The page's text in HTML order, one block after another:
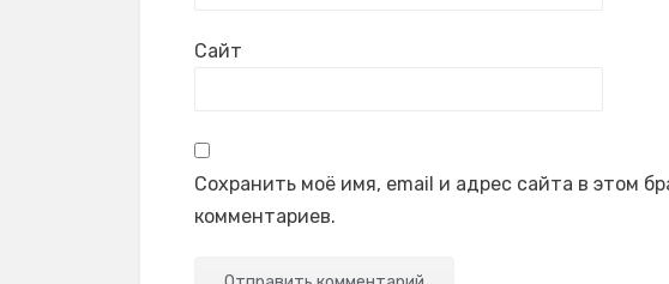
Сайт
Сохранить моё имя, email и адрес сайта в этом
комментариев.